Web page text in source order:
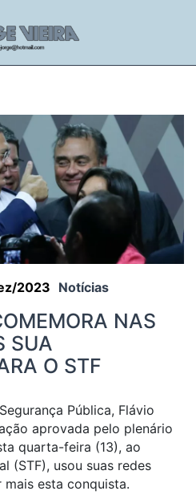
2023 Notícias
NAS
SUA
O STF
Pública, Flávio
aprovada pelo plenário
quarta-feira (13), ao
(STF), usou suas redes
esta conquista.